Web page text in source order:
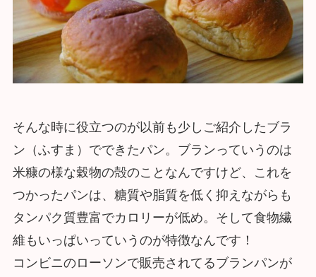
そんな時に役立つのが以前も少しご紹介したブラ
ン（ふすま）でできたパン。ブランっていうのは
米糠の様な穀物の殻のことなんですけど、これを
つかったパンは、糖質や脂質を低く抑えながらも
タンパク質豊富でカロリーが低め。そして食物繊
維もいっぱいっていうのが特徴なんです！
コンビニのローソンで販売されてるブランパンが